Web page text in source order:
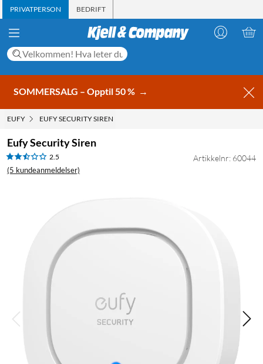
PRIVATPERSON BEDRIFT
SOMMERSALG – Opptil 50 % →
EUFY EUFY SECURITY SIREN
Eufy Security Siren
2.5
(5 kundeanmeldelser)
Artikkelnr: 60044